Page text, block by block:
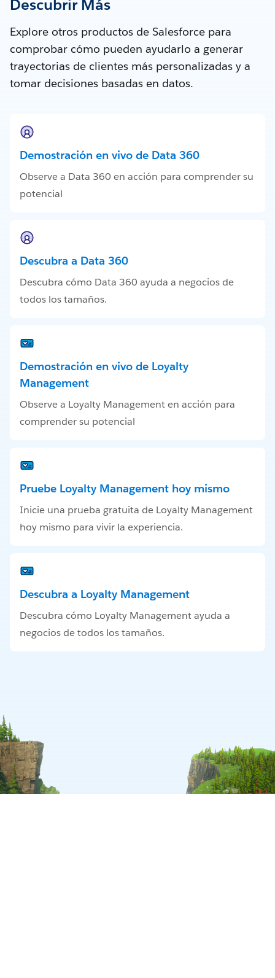
Descubrir Más
Explore otros productos de Salesforce para
comprobar cómo pueden ayudarlo a generar
trayectorias de clientes más personalizadas y a
tomar decisiones basadas en datos.
Demostración en vivo de Data 360
Observe a Data 360 en acción para comprender su
potencial
Descubra a Data 360
Descubra cómo Data 360 ayuda a negocios de
todos los tamaños.
Demostración en vivo de Loyalty
Management
Observe a Loyalty Management en acción para
comprender su potencial
Pruebe Loyalty Management hoy mismo
Inicie una prueba gratuita de Loyalty Management
hoy mismo para vivir la experiencia.
Descubra a Loyalty Management
Descubra cómo Loyalty Management ayuda a
negocios de todos los tamaños.